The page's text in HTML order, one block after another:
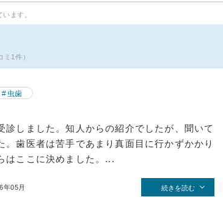
ます。
1件）
虫歯
しました。知人からの紹介でしたが、聞いて
。歯医者は苦手であまり真面目に行かずかかり
はここに決めました。...
年05月 続きを読む